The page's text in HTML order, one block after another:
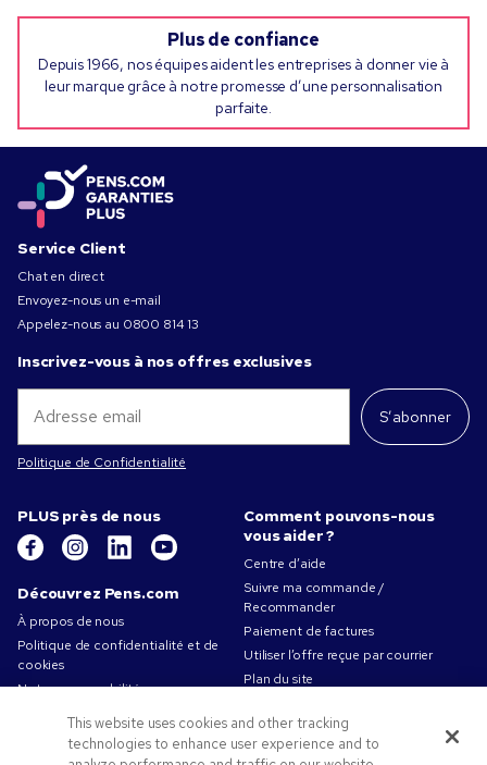
Plus de confiance
Depuis 1966, nos équipes aident les entreprises à donner vie à
leur marque grâce à notre promesse d’une personnalisation
parfaite.
Service Client
Chat en direct
Envoyez-nous un e-mail
Appelez-nous au 0800 814 13
Inscrivez-vous à nos offres exclusives
S’abonner
Politique de Confidentialité
PLUS près de nous
Découvrez Pens.com
À propos de nous
Politique de confidentialité et de
cookies
Notre responsabilité
Conditions d'utilisation
Conditions générales de vente
Travailler chez Pens.com
Comment pouvons-nous
vous aider ?
Centre d’aide
Suivre ma commande /
Recommander
Paiement de factures
Utiliser l’offre reçue par courrier
Plan du site
This website uses cookies and other tracking
technologies to enhance user experience and to